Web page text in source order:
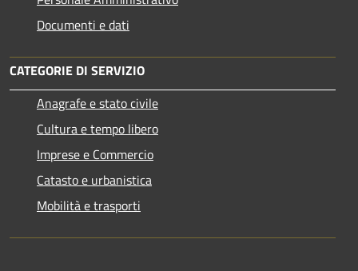
Documenti e dati
CATEGORIE DI SERVIZIO
Anagrafe e stato civile
Cultura e tempo libero
Imprese e Commercio
Catasto e urbanistica
Mobilità e trasporti